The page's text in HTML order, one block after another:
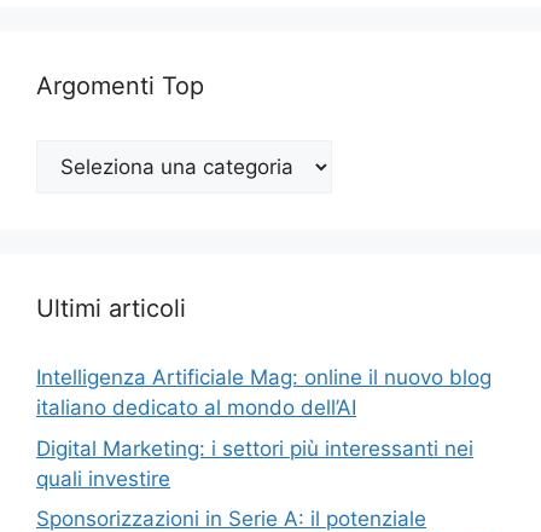
Argomenti Top
Argomenti
Ultimi articoli
Intelligenza Artificiale Mag: online il nuovo blog
italiano dedicato al mondo dell’AI
Digital Marketing: i settori più interessanti nei
quali investire
Sponsorizzazioni in Serie A: il potenziale